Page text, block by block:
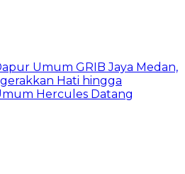
Umum GRIB Jaya Medan,
Hati hingga
Hercules Datang